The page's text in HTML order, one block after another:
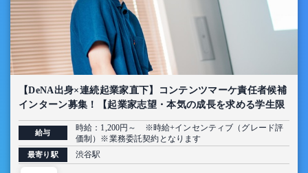
【DeNA出身×連続起業家直下】コンテンツマーケ責任者候補
インターン募集！【起業家志望・本気の成長を求める学生限
定】
給与
時給：1,200円～ ※時給+インセンティブ（グレード評
価制）※業務委託契約となります
最寄り駅 渋谷駅